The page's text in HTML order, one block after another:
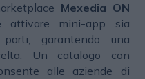
Mexedia ON
attivare mini-app sia
garantendo una
Un catalogo con
alle aziende di